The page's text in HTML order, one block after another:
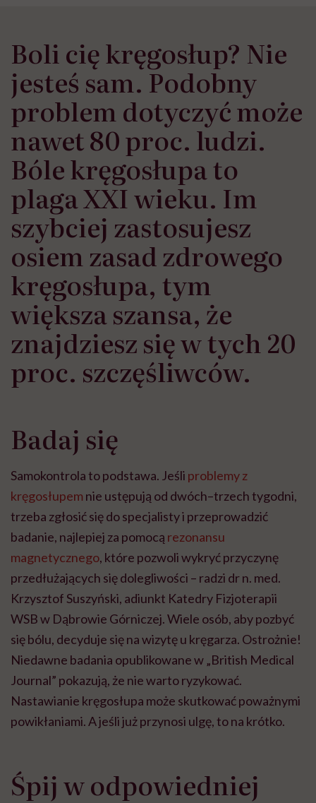
Boli cię kręgosłup? Nie
jesteś sam. Podobny
problem dotyczyć może
nawet 80 proc. ludzi.
Bóle kręgosłupa to
plaga XXI wieku. Im
szybciej zastosujesz
osiem zasad zdrowego
kręgosłupa, tym
większa szansa, że
znajdziesz się w tych 20
proc. szczęśliwców.
Badaj się
Samokontrola to podstawa. Jeśli problemy z
kręgosłupem nie ustępują od dwóch–trzech tygodni,
trzeba zgłosić się do specjalisty i przeprowadzić
badanie, najlepiej za pomocą rezonansu
magnetycznego, które pozwoli wykryć przyczynę
przedłużających się dolegliwości – radzi dr n. med.
Krzysztof Suszyński, adiunkt Katedry Fizjoterapii
WSB w Dąbrowie Górniczej. Wiele osób, aby pozbyć
się bólu, decyduje się na wizytę u kręgarza. Ostrożnie!
Niedawne badania opublikowane w „British Medical
Journal” pokazują, że nie warto ryzykować.
Nastawianie kręgosłupa może skutkować poważnymi
powikłaniami. A jeśli już przynosi ulgę, to na krótko.
Śpij w odpowiedniej